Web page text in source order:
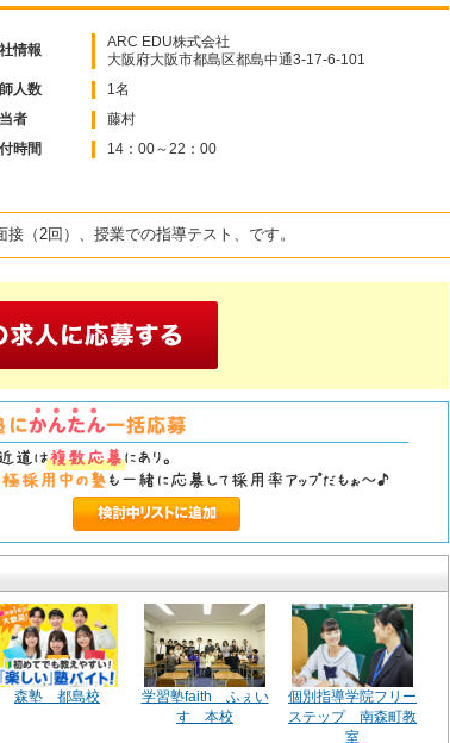
情報
ARC EDU株式会社
大阪府大阪市都島区都島中通3-17-6-101
人数 1名
者 藤村
時間 14：00～22：00
接（2回）、授業での指導テスト、です。
森塾 都島校
学習塾faith ふぇい
す 本校
個別指導学院フリー
ステップ 南森町教
室